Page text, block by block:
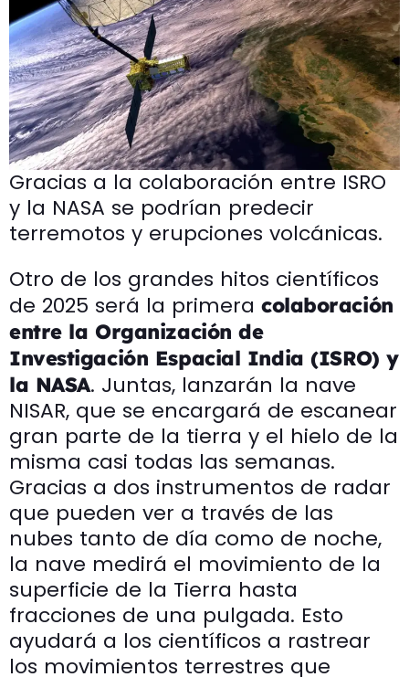
Gracias a la colaboración entre ISRO
y la NASA se podrían predecir
terremotos y erupciones volcánicas.
Otro de los grandes hitos científicos
de 2025 será la primera colaboración
entre la Organización de
Investigación Espacial India (ISRO) y
la NASA. Juntas, lanzarán la nave
NISAR, que se encargará de escanear
gran parte de la tierra y el hielo de la
misma casi todas las semanas.
Gracias a dos instrumentos de radar
que pueden ver a través de las
nubes tanto de día como de noche,
la nave medirá el movimiento de la
superficie de la Tierra hasta
fracciones de una pulgada. Esto
ayudará a los científicos a rastrear
los movimientos terrestres que